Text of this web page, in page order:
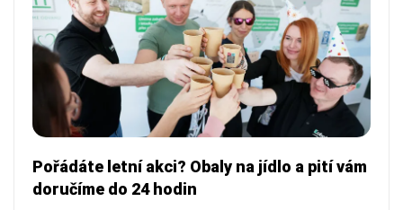
Pořádáte letní akci? Obaly na jídlo a pití vám
doručíme do 24 hodin